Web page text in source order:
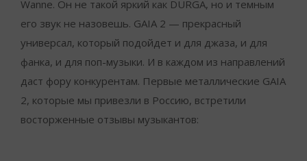
Wanne. Он не такой яркий как DURGA, но и темным
его звук не назовешь. GAIA 2 — прекрасный
универсал, который подойдет и для джаза, и для
фанка, и для поп-музыки. И в каждом из направлений
даст фору конкурентам. Первые металлические GAIA
2, которые мы привезли в Россию, встретили
восторженные отзывы музыкантов: